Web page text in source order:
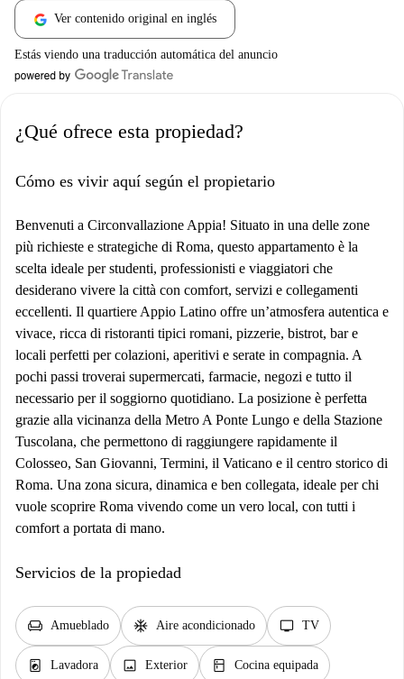
Ver contenido original en inglés
Estás viendo una traducción automática del anuncio
¿Qué ofrece esta propiedad?
Cómo es vivir aquí según el propietario
Benvenuti a Circonvallazione Appia! Situato in una delle zone
più richieste e strategiche di Roma, questo appartamento è la
scelta ideale per studenti, professionisti e viaggiatori che
desiderano vivere la città con comfort, servizi e collegamenti
eccellenti. Il quartiere Appio Latino offre un’atmosfera autentica e
vivace, ricca di ristoranti tipici romani, pizzerie, bistrot, bar e
locali perfetti per colazioni, aperitivi e serate in compagnia. A
pochi passi troverai supermercati, farmacie, negozi e tutto il
necessario per il soggiorno quotidiano. La posizione è perfetta
grazie alla vicinanza della Metro A Ponte Lungo e della Stazione
Tuscolana, che permettono di raggiungere rapidamente il
Colosseo, San Giovanni, Termini, il Vaticano e il centro storico di
Roma. Una zona sicura, dinamica e ben collegata, ideale per chi
vuole scoprire Roma vivendo come un vero local, con tutti i
comfort a portata di mano.
Servicios de la propiedad
chair Amueblado ac_unit Aire acondicionado tv TV
local_laundry_service Lavadora image Exterior kitchen Cocina equipada